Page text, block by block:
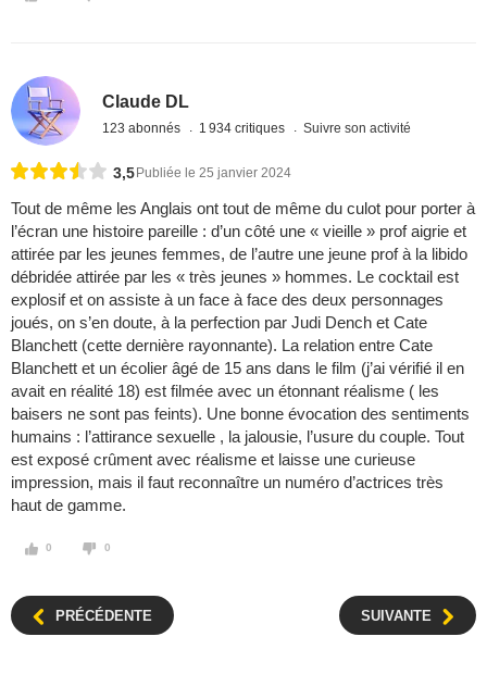
Claude DL
123 abonnés 1 934 critiques Suivre son activité
3,5 Publiée le 25 janvier 2024
Tout de même les Anglais ont tout de même du culot pour porter à
l’écran une histoire pareille : d’un côté une « vieille » prof aigrie et
attirée par les jeunes femmes, de l’autre une jeune prof à la libido
débridée attirée par les « très jeunes » hommes. Le cocktail est
explosif et on assiste à un face à face des deux personnages
joués, on s’en doute, à la perfection par Judi Dench et Cate
Blanchett (cette dernière rayonnante). La relation entre Cate
Blanchett et un écolier âgé de 15 ans dans le film (j’ai vérifié il en
avait en réalité 18) est filmée avec un étonnant réalisme ( les
baisers ne sont pas feints). Une bonne évocation des sentiments
humains : l’attirance sexuelle , la jalousie, l’usure du couple. Tout
est exposé crûment avec réalisme et laisse une curieuse
impression, mais il faut reconnaître un numéro d’actrices très
haut de gamme.
0 0
PRÉCÉDENTE SUIVANTE